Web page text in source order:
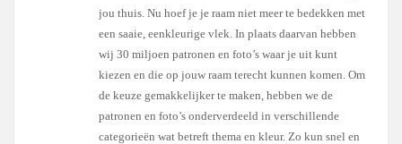
jou thuis. Nu hoef je je raam niet meer te bedekken met
een saaie, eenkleurige vlek. In plaats daarvan hebben
wij 30 miljoen patronen en foto’s waar je uit kunt
kiezen en die op jouw raam terecht kunnen komen. Om
de keuze gemakkelijker te maken, hebben we de
patronen en foto’s onderverdeeld in verschillende
categorieën wat betreft thema en kleur. Zo kun snel en